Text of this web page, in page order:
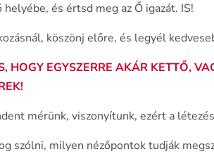
és értsd meg az Ő igazát. IS!
köszönj előre, és legyél
HOGY EGYSZERRE AKÁR KETTŐ,
mérünk, viszonyítunk, ezért a
szólni, milyen nézőpontok tudják